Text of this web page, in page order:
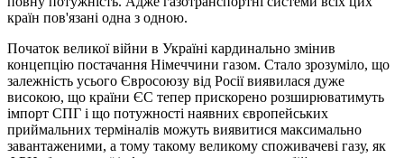
країн пов'язані одна з одною.
Початок великої війни в Україні кардинально змінив
концепцію постачання Німеччини газом. Стало зрозуміло, що
залежність усього Євросоюзу від Росії виявилася дуже
високою, що країни ЄС тепер прискорено розширюватимуть
імпорт СПГ і що потужності наявних європейських
приймальних терміналів можуть виявитися максимально
завантаженими, а тому такому великому споживачеві газу, як